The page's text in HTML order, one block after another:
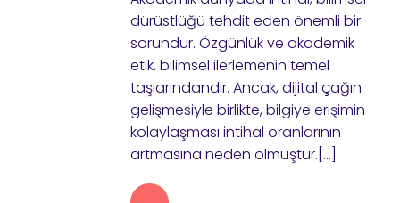
dürüstlüğü tehdit eden önemli bir
sorundur. Özgünlük ve akademik
etik, bilimsel ilerlemenin temel
taşlarındandır. Ancak, dijital çağın
gelişmesiyle birlikte, bilgiye erişimin
kolaylaşması intihal oranlarının
artmasına neden olmuştur.[…]